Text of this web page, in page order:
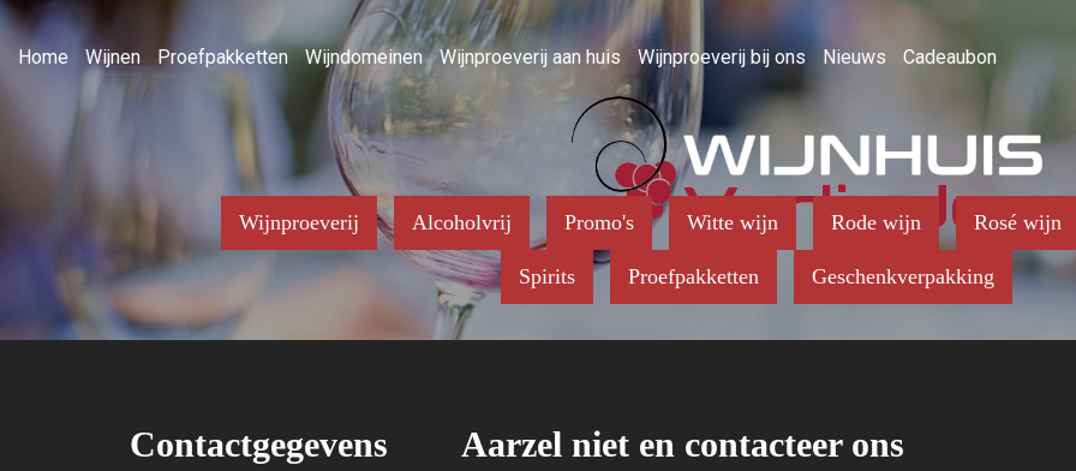
Home Wijnen Proefpakketten Wijndomeinen Wijnproeverij aan huis Wijnproeverij bij ons Nieuws Cadeaubon
Wijnproeverij Alcoholvrij Promo's Witte wijn Rode wijn Rosé wijn
Spirits Proefpakketten Geschenkverpakking
Contactgegevens Aarzel niet en contacteer ons